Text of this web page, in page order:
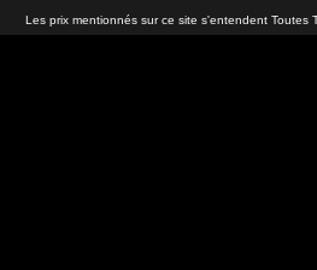
Les prix mentionnés sur ce site s'entendent Toutes